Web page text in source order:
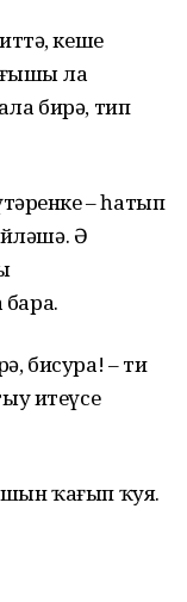
кеше
ла
бирә, тип
– һатып
Ә
бисура! – ти
итеүсе
ҡағып ҡуя.